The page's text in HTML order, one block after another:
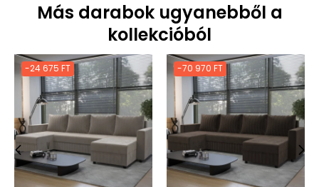
Más darabok ugyanebből a
kollekcióból
-24 675 FT -70 970 FT
‹